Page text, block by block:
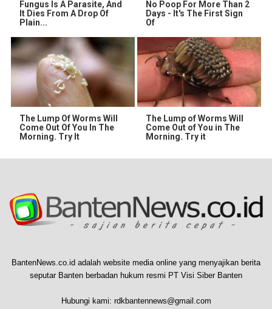
Fungus Is A Parasite, And
It Dies From A Drop Of
Plain...
No Poop For More Than 2
Days - It's The First Sign
Of
The Lump Of Worms Will
Come Out Of You In The
Morning. Try It
The Lump of Worms Will
Come Out of You in The
Morning. Try it
BantenNews.co.id adalah website media online yang menyajikan berita
seputar Banten berbadan hukum resmi PT Visi Siber Banten
Hubungi kami: rdkbantennews@gmail.com